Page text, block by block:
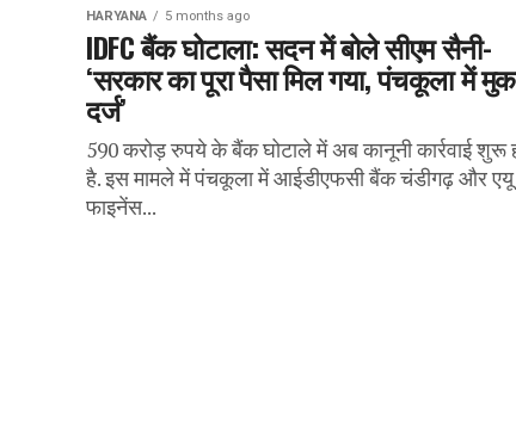
HARYANA 5 months ago
IDFC बैंक घोटाला: सदन में बोले सीएम सैनी-
‘सरकार का पूरा पैसा मिल गया, पंचकूला में
दर्ज’
590 करोड़ रुपये के बैंक घोटाले में अब कानूनी कार्रवाई शुरू
है. इस मामले में पंचकूला में आईडीएफसी बैंक चंडीगढ़ और एयू
फाइनेंस...